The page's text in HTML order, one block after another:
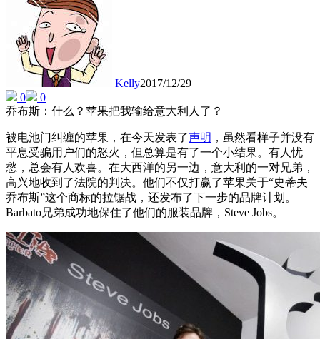
Kelly2017/12/29
0
0
乔布斯：什么？苹果把我输给意大利人了？
被电池门纠缠的苹果，在今天发表了声明 ，虽然看样子并没有
平息受骗用户们的怒火，但总算是有了一个小结果。有人忧
愁，总会有人欢喜。在大西洋的另一边，意大利的一对兄弟，
高兴地收到了法院的判决。他们不仅打赢了苹果关于“史蒂夫
乔布斯”这个商标的拉锯战，还发布了下一步的品牌计划。
Barbato兄弟成功地保住了他们的服装品牌，Steve Jobs。